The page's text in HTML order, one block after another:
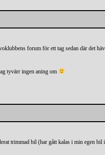
forum för ett tag sedan där det
tyvärr ingen aning om
trimmad bil (har gått kalas i min egen